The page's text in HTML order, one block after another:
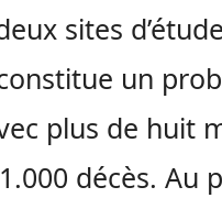
sites
un
plus de huit
décès. Au